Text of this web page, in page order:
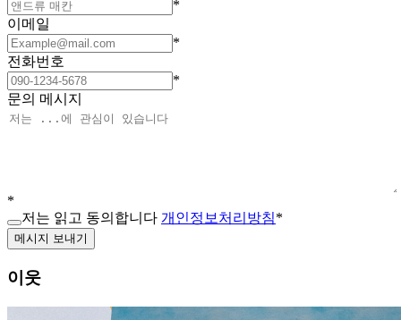
*
이메일
*
전화번호
*
문의 메시지
*
저는 읽고 동의합니다 개인정보처리방침*
메시지 보내기
이웃